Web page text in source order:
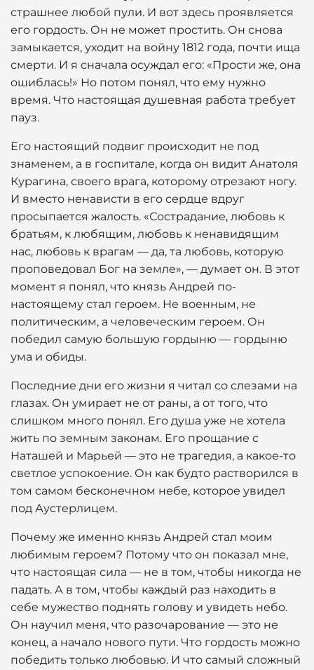
страшнее любой пули. И вот здесь проявляется
его гордость. Он не может простить. Он снова
замыкается, уходит на войну 1812 года, почти ища
смерти. И я сначала осуждал его: «Прости же, она
ошиблась!» Но потом понял, что ему нужно
время. Что настоящая душевная работа требует
пауз.
Его настоящий подвиг происходит не под
знаменем, а в госпитале, когда он видит Анатоля
Курагина, своего врага, которому отрезают ногу.
И вместо ненависти в его сердце вдруг
просыпается жалость. «Сострадание, любовь к
братьям, к любящим, любовь к ненавидящим
нас, любовь к врагам — да, та любовь, которую
проповедовал Бог на земле», — думает он. В этот
момент я понял, что князь Андрей по-
настоящему стал героем. Не военным, не
политическим, а человеческим героем. Он
победил самую большую гордыню — гордыню
ума и обиды.
Последние дни его жизни я читал со слезами на
глазах. Он умирает не от раны, а от того, что
слишком много понял. Его душа уже не хотела
жить по земным законам. Его прощание с
Наташей и Марьей — это не трагедия, а какое-то
светлое успокоение. Он как будто растворился в
том самом бесконечном небе, которое увидел
под Аустерлицем.
Почему же именно князь Андрей стал моим
любимым героем? Потому что он показал мне,
что настоящая сила — не в том, чтобы никогда не
падать. А в том, чтобы каждый раз находить в
себе мужество поднять голову и увидеть небо.
Он научил меня, что разочарование — это не
конец, а начало нового пути. Что гордость можно
победить только любовью. И что самый сложный